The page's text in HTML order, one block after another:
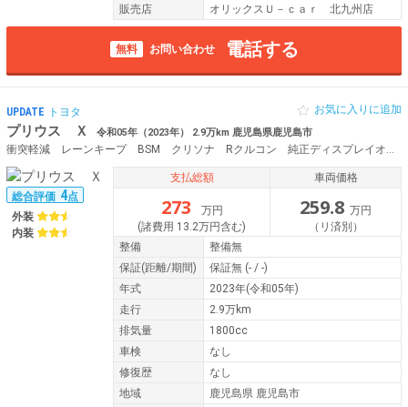
販売店
オリックスＵ－ｃａｒ 北九州店
無料 お問い合わせ 電話する
UPDATE トヨタ
プリウス Ｘ 令和05年（2023年） 2.9万km 鹿児島県鹿児島市
お気に入りに追加
総合評価 4点
外装
内装
支払総額
273
万円
(諸費用 13.2万円含む)
車両価格
259.8 万円
（リ済別）
整備
整備無
保証(距離/期間) 保証無 (- / -)
年式
2023年(令和05年)
走行
2.9万km
排気量
1800cc
車検
なし
修復歴
なし
地域
鹿児島県 鹿児島市